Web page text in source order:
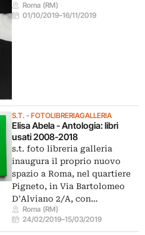
Roma (RM)
01/10/2019–16/11/2019
S.T. - FOTOLIBRERIAGALLERIA
Elisa Abela - Antologia: libri
usati 2008-2018
s.t. foto libreria galleria
inaugura il proprio nuovo
spazio a Roma, nel quartiere
Pigneto, in Via Bartolomeo
D’Alviano 2/A, con…
Roma (RM)
24/02/2019–15/03/2019